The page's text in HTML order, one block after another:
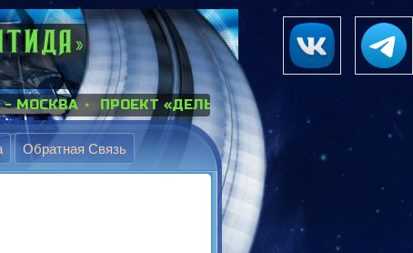
ПРОЕКТ «ДЕЛЬФИЙСКИЙ ОРАКУЛ-2» С 10 АВГУСТА
Обратная Связь
Навигация